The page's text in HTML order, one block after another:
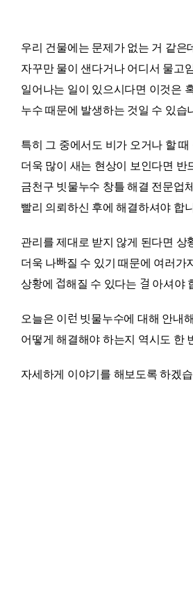
우리 건물에는 문제가 없는 거 같은
자꾸만 물이 샌다거나 어디서 물고임
일어나는 일이 있으시다면 이것은
누수 때문에 발생하는 것일 수 있습
특히 그 중에서도 비가 오거나 할 때
더욱 많이 새는 현상이 보인다면 반
금천구 빗물누수 창틀 해결 전문업
빨리 의뢰하신 후에 해결하셔야 합
관리를 제대로 받지 않게 된다면 상
더욱 나빠질 수 있기 때문에 여러가
상황에 접해질 수 있다는 걸 아셔야
오늘은 이런 빗물누수에 대해 안내
어떻게 해결해야 하는지 역시도 한
자세하게 이야기를 해보도록 하겠